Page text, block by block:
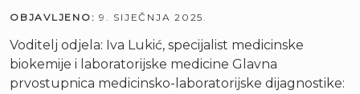
OBJAVLJENO: 9. SIJEČNJA 2025.
Voditelj odjela: Iva Lukić, specijalist medicinske
biokemije i laboratorijske medicine Glavna
prvostupnica medicinsko-laboratorijske dijagnostike: